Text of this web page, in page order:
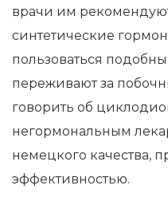
врачи им
синтетические
пользоваться
переживают за
говорить об
негормональным
немецкого качества,
эффективностью.